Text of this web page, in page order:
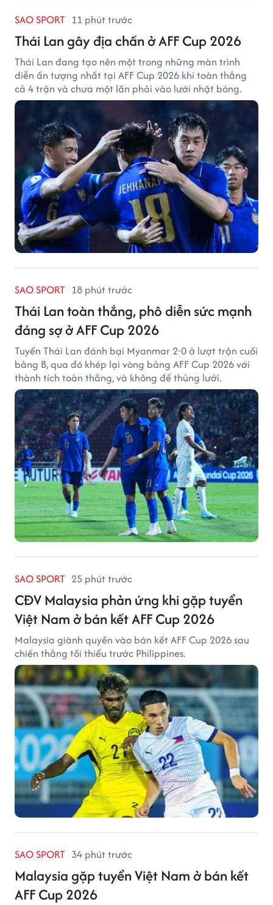
SAO SPORT 11 phút trước
Thái Lan gây địa chấn ở AFF Cup 2026
Thái Lan đang tạo nên một trong những màn trình
diễn ấn tượng nhất tại AFF Cup 2026 khi toàn thắng
cả 4 trận và chưa một lần phải vào lưới nhặt bóng.
SAO SPORT 18 phút trước
Thái Lan toàn thắng, phô diễn sức mạnh
đáng sợ ở AFF Cup 2026
Tuyển Thái Lan đánh bại Myanmar 2-0 ở lượt trận cuối
bảng B, qua đó khép lại vòng bảng AFF Cup 2026 với
thành tích toàn thắng, và không để thủng lưới.
SAO SPORT 25 phút trước
CĐV Malaysia phản ứng khi gặp tuyển
Việt Nam ở bán kết AFF Cup 2026
Malaysia giành quyền vào bán kết AFF Cup 2026 sau
chiến thắng tối thiểu trước Philippines.
SAO SPORT 34 phút trước
Malaysia gặp tuyển Việt Nam ở bán kết
AFF Cup 2026